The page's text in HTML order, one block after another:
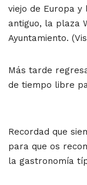
viejo de Europa y
antiguo, la plaza
Ayuntamiento.
Más tarde
de tiempo libre
Recordad que
para que os
la gastronomía